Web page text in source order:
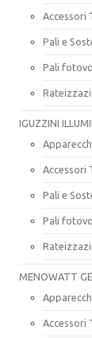
Accessori
Pali e
Pali
IGUZZINI
Accessori
Pali e
Pali
MENOWATT
Accessori